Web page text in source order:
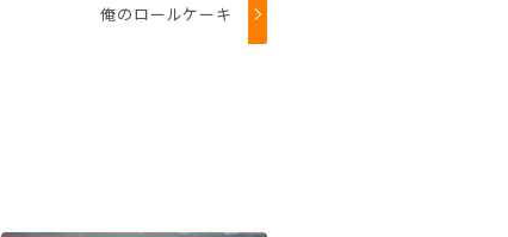
俺のロールケーキ